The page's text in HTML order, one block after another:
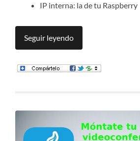
IP interna: la de tu Raspberry
Seguir leyendo